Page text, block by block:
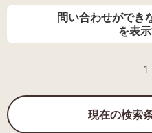
問い合わせができ
を表
1
現在の検索